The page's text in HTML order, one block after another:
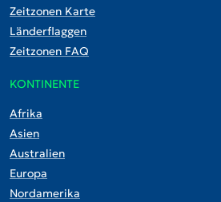
Zeitzonen Karte
Länderflaggen
Zeitzonen FAQ
KONTINENTE
Afrika
Asien
Australien
Europa
Nordamerika